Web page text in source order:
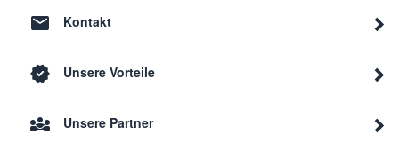
Kontakt
Unsere Vorteile
Unsere Partner